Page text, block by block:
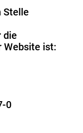
Stelle
die
Website ist:
0